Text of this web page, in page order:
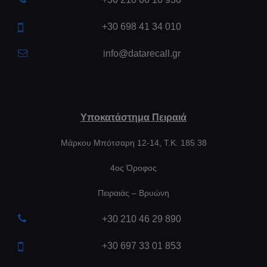
+30 698 41 34 010
info@datarecall.gr
Υποκατάστημα Πειραιά
Μάρκου Μπότσαρη 12-14, Τ.Κ. 185 38
4ος Όροφος
Πειραιάς – Βρυώνη
+30 210 46 29 890
+30 697 33 01 853